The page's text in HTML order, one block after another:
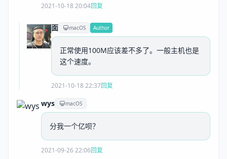
2021-10-18 20:04回复
面 macOS Author
正常使用100M应该差不多了。一般主机也是
这个速度。
2021-10-18 22:37回复
wys macOS
分我一个亿呗？
2021-09-26 22:06回复